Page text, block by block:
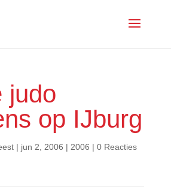
judo
op IJburg
| jun 2, 2006 | 2006 | 0 Reacties